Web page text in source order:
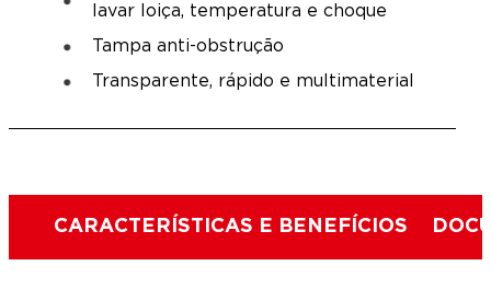
lavar loiça, temperatura e choque
Tampa anti-obstrução
Transparente, rápido e multimaterial
CARACTERÍSTICAS E BENEFÍCIOS